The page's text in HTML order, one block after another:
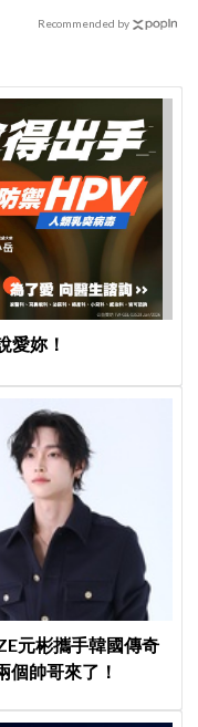
Recommended by
愛妳！
元彬攜手韓國傳奇
個帥哥來了！